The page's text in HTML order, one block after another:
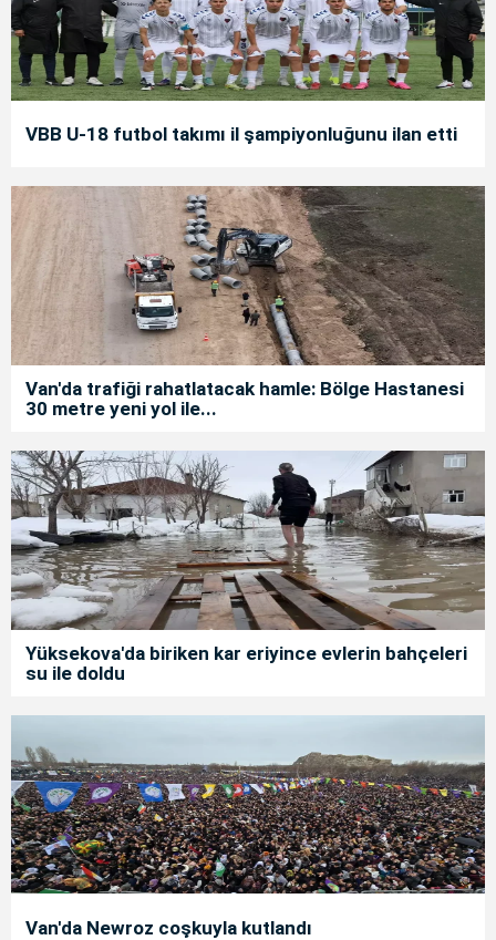
VBB U-18 futbol takımı il şampiyonluğunu ilan etti
Van'da trafiği rahatlatacak hamle: Bölge Hastanesi
30 metre yeni yol ile...
Yüksekova'da biriken kar eriyince evlerin bahçeleri
su ile doldu
Van'da Newroz coşkuyla kutlandı